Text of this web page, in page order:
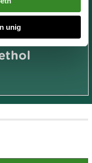
unig